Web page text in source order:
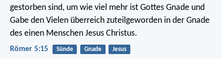
gestorben sind, um wie viel mehr ist Gottes Gnade und
Gabe den Vielen überreich zuteilgeworden in der Gnade
des einen Menschen Jesus Christus.
Römer 5:15 Sünde Gnade Jesus